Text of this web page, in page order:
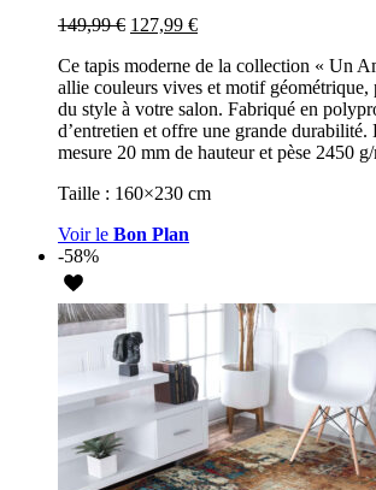
149,99€ 127,99 €
Ce tapis moderne de la collection « Un
allie couleurs vives et motif géométrique,
du style à votre salon. Fabriqué en
d’entretien et offre une grande
mesure 20 mm de hauteur et pèse 2450 g/
Taille : 160×230 cm
Voir le Bon Plan
-58%